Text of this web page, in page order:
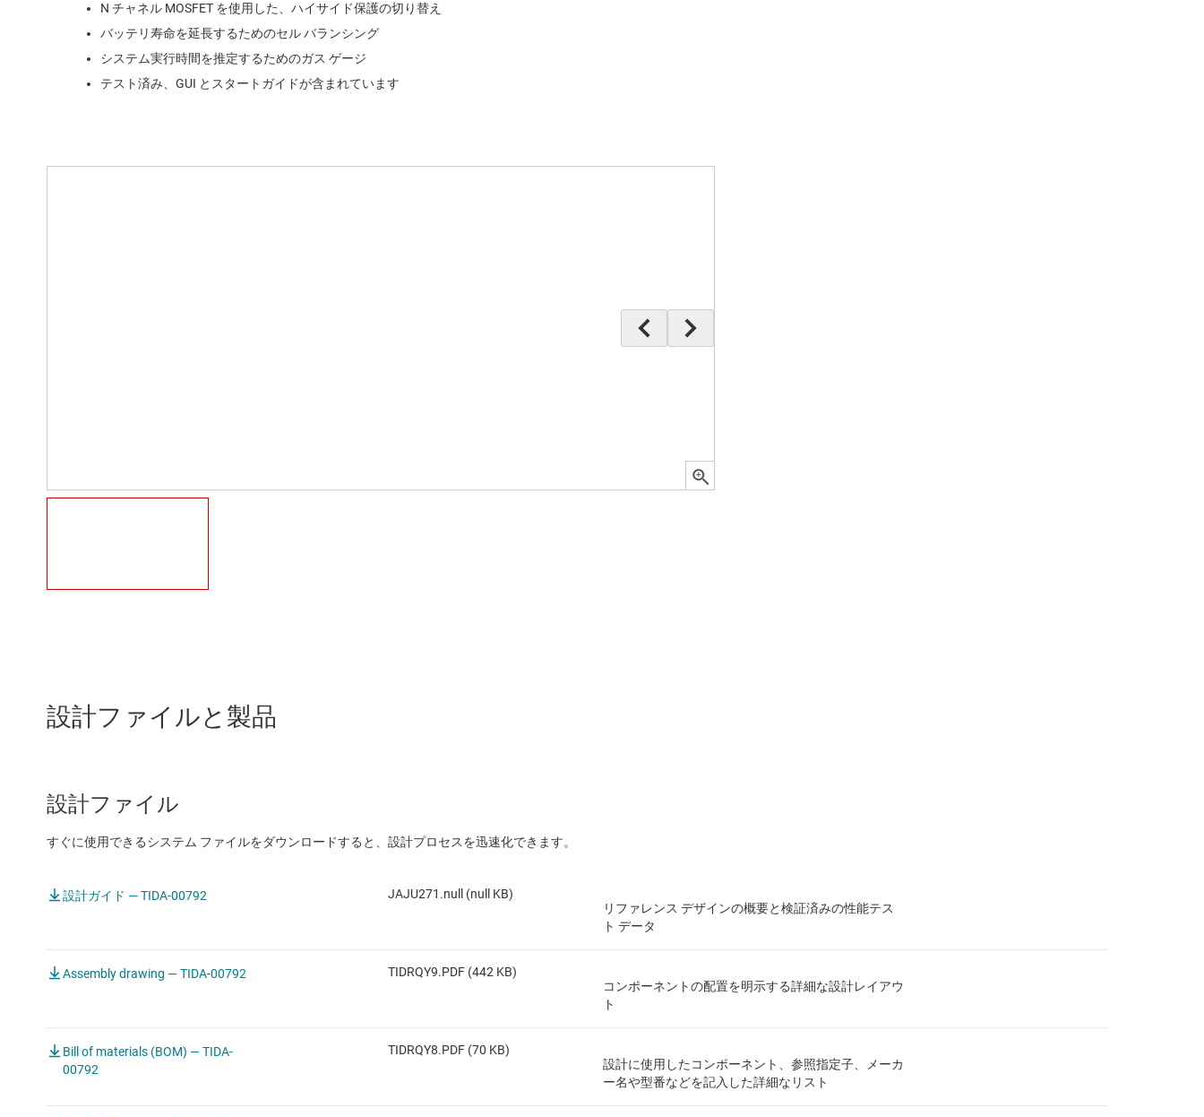
N チャネル MOSFET を使用した、ハイサイド保護の切り替え
バッテリ寿命を延長するためのセル バランシング
システム実行時間を推定するためのガス ゲージ
テスト済み、GUI とスタートガイドが含まれています
設計ファイルと製品
設計ファイル
すぐに使用できるシステム ファイルをダウンロードすると、設計プロセスを迅速化できます。
設計ガイド — TIDA-00792
JAJU271.null (null KB)
リファレンス デザインの概要と検証済みの性能テス
ト データ
Assembly drawing — TIDA-00792
TIDRQY9.PDF (442 KB)
コンポーネントの配置を明示する詳細な設計レイアウ
ト
Bill of materials (BOM) — TIDA-
00792
TIDRQY8.PDF (70 KB)
設計に使用したコンポーネント、参照指定子、メーカ
ー名や型番などを記入した詳細なリスト